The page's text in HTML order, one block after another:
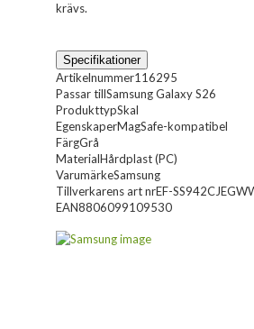
krävs.
Specifikationer
Artikelnummer116295
Passar tillSamsung Galaxy S26
ProdukttypSkal
EgenskaperMagSafe-kompatibel
FärgGrå
MaterialHårdplast (PC)
VarumärkeSamsung
Tillverkarens art nrEF-
EAN8806099109530